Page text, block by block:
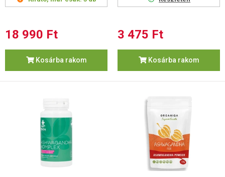
18 990 Ft
Kosárba rakom
3 475 Ft
Kosárba rakom